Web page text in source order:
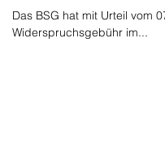
Das BSG hat mit Urteil vom
Widerspruchsgebühr im...